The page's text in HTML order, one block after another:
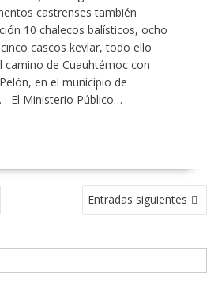
castrenses también
10 chalecos balísticos, ocho
cascos kevlar, todo ello
camino de Cuauhtémoc con
en el municipio de
El Ministerio Público…
Entradas siguientes